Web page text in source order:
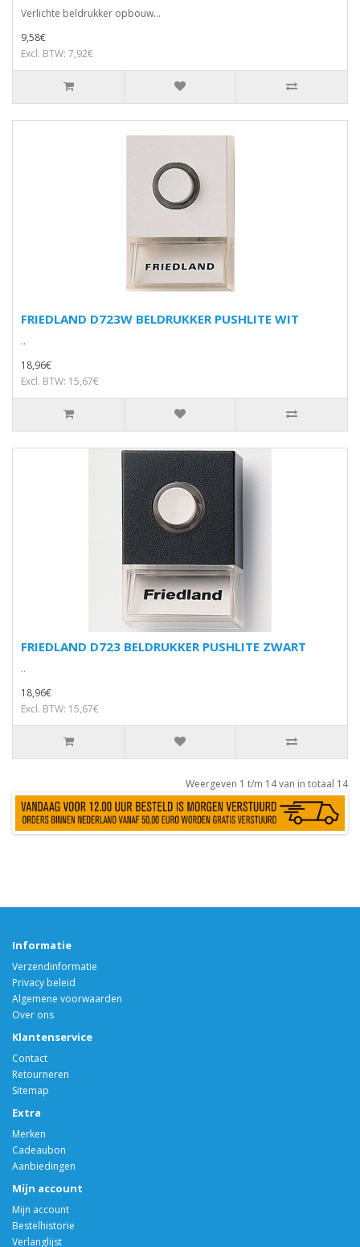
Verlichte beldrukker opbouw...
9,58€
Excl. BTW: 7,92€
FRIEDLAND D723W BELDRUKKER PUSHLITE WIT
..
18,96€
Excl. BTW: 15,67€
FRIEDLAND D723 BELDRUKKER PUSHLITE ZWART
..
18,96€
Excl. BTW: 15,67€
Weergeven 1 t/m 14 van in totaal 14
Informatie
Verzendinformatie
Privacy beleid
Algemene voorwaarden
Over ons
Klantenservice
Contact
Retourneren
Sitemap
Extra
Merken
Cadeaubon
Aanbiedingen
Mijn account
Mijn account
Bestelhistorie
Verlanglijst